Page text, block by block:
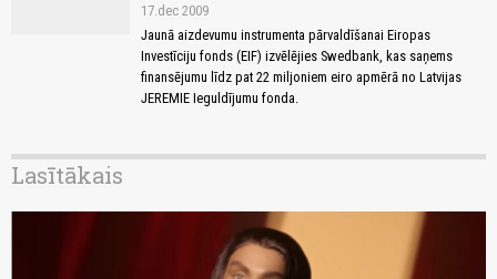
17.dec 2009
Jaunā aizdevumu instrumenta pārvaldīšanai Eiropas
Investīciju fonds (EIF) izvēlējies Swedbank, kas saņems
finansējumu līdz pat 22 miljoniem eiro apmērā no Latvijas
JEREMIE Ieguldījumu fonda.
Lasītākais